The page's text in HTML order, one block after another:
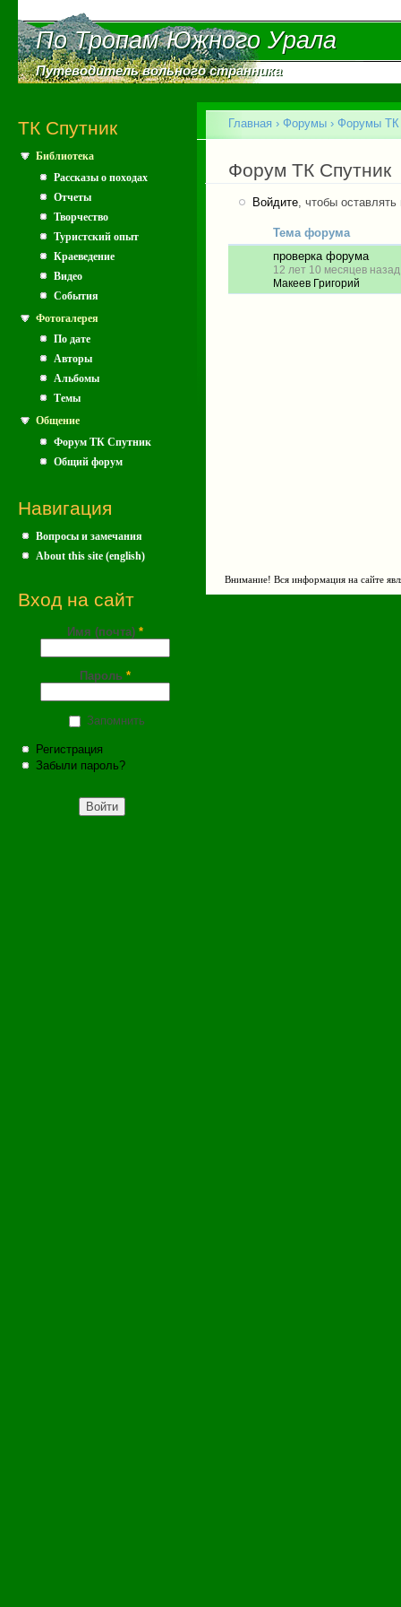
По Тропам Южного Урала
По Тропам Южного Урала
Путеводитель вольного странника
Путеводитель вольного странника
ТК Спутник
Библиотека
Рассказы о походах
Отчеты
Творчество
Туристский опыт
Краеведение
Видео
События
Фотогалерея
По дате
Авторы
Альбомы
Темы
Общение
Форум ТК Спутник
Общий форум
Навигация
Вопросы и замечания
About this site (english)
Вход на сайт
Имя (почта) *
Пароль *
Запомнить
Регистрация
Забыли пароль?
Вы здесь
Главная › Форумы › Форумы ТК
Форум ТК Спутник
Войдите, чтобы
Тема форума
Обычная тема
проверка форума
12 лет 10 месяцев назад
Макеев Григорий
Внимание! Вся информация на сайте